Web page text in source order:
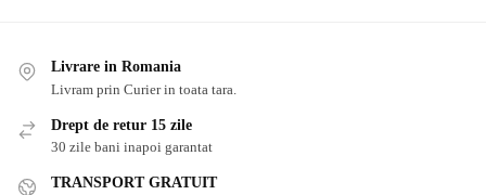
Livrare in Romania
Livram prin Curier in toata tara.
Drept de retur 15 zile
30 zile bani inapoi garantat
TRANSPORT GRATUIT